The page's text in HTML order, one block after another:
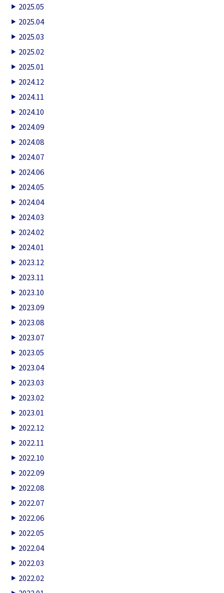
2025.05
2025.04
2025.03
2025.02
2025.01
2024.12
2024.11
2024.10
2024.09
2024.08
2024.07
2024.06
2024.05
2024.04
2024.03
2024.02
2024.01
2023.12
2023.11
2023.10
2023.09
2023.08
2023.07
2023.05
2023.04
2023.03
2023.02
2023.01
2022.12
2022.11
2022.10
2022.09
2022.08
2022.07
2022.06
2022.05
2022.04
2022.03
2022.02